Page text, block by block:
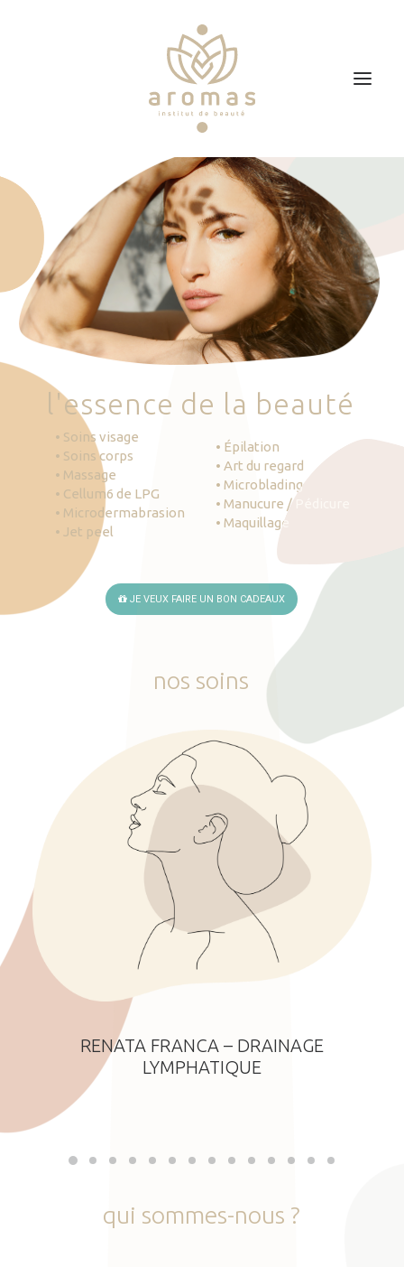
Soins
Je veux faire un bon cadeau
Plan d’accès
Prendre RDV
'essence de la beauté
• Soins visage
• Soins corps
• Massage
• Cellum6 de LPG
• Microdermabrasion
• Jet peel
• Épilation
• Art du regard
• Microblading
• Manucure / Pédicure
• Maquillage
JE VEUX FAIRE UN BON CADEAUX
nos soins
RENATA FRANCA – DRAINAGE
LYMPHATIQUE
qui sommes-nous ?